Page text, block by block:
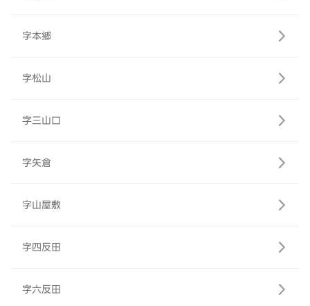
字本郷
字松山
字三山口
字矢倉
字山屋敷
字四反田
字六反田